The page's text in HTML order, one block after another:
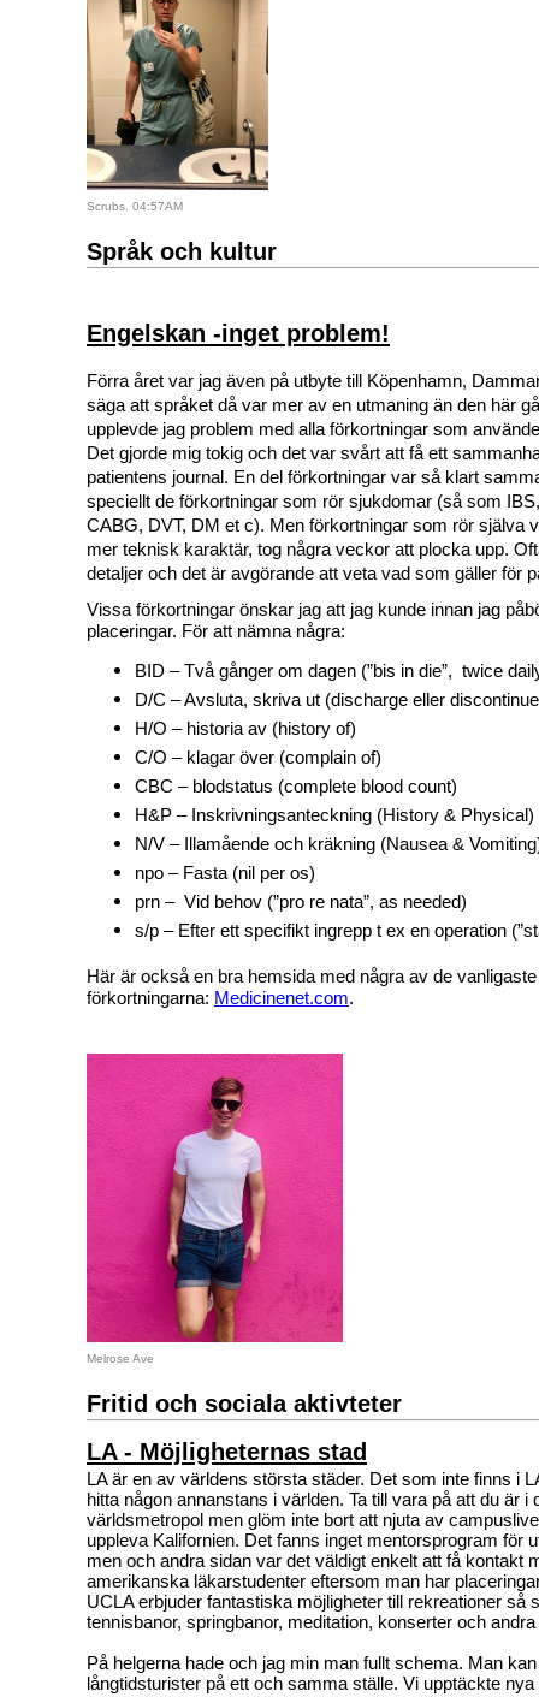
Scrubs. 04:57AM
Språk och kultur
Engelskan -inget problem!
Förra året var jag även på utbyte till Köpenhamn,
säga att språket då var mer av en utmaning än den här
upplevde jag problem med alla förkortningar som
Det gjorde mig tokig och det var svårt att få ett
patientens journal. En del förkortningar var så klart
speciellt de förkortningar som rör sjukdomar (så som
CABG, DVT, DM et c). Men förkortningar som rör själva
mer teknisk karaktär, tog några veckor att plocka upp.
detaljer och det är avgörande att veta vad som gäller för
Vissa förkortningar önskar jag att jag kunde innan jag
placeringar. För att nämna några:
BID – Två gånger om dagen (”bis in die”, twice
D/C – Avsluta, skriva ut (discharge eller
H/O – historia av (history of)
C/O – klagar över (complain of)
CBC – blodstatus (complete blood count)
H&P – Inskrivningsanteckning (History & Physical)
N/V – Illamående och kräkning (Nausea &
npo – Fasta (nil per os)
prn – Vid behov (”pro re nata”, as needed)
s/p – Efter ett specifikt ingrepp t ex en operation
Här är också en bra hemsida med några av de vanligaste
förkortningarna: Medicinenet.com.
Melrose Ave
Fritid och sociala aktivteter
LA - Möjligheternas stad
LA är en av världens största städer. Det som inte finns i
hitta någon annanstans i världen. Ta till vara på att du är i
världsmetropol men glöm inte bort att njuta av
uppleva Kalifornien. Det fanns inget mentorsprogram för
men och andra sidan var det väldigt enkelt att få kontakt
amerikanska läkarstudenter eftersom man har
UCLA erbjuder fantastiska möjligheter till rekreationer så
tennisbanor, springbanor, meditation, konserter och
På helgerna hade och jag min man fullt schema. Man
långtidsturister på ett och samma ställe. Vi upptäckte